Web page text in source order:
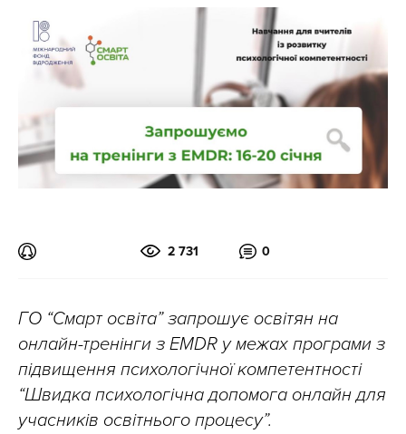
2 731 0
ГО “Смарт освіта” запрошує освітян на
онлайн-тренінги з EMDR у межах програми з
підвищення психологічної компетентності
“Швидка психологічна допомога онлайн для
учасників освітнього процесу”.